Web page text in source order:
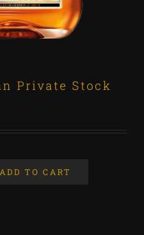
Private Stock
ADD TO CART